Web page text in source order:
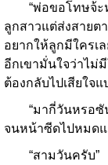
“พ่อขอโทษจ้ะห
ลูกสาวแต่ส่งสายต
อยากให้ลูกมีใครเ
อีกเขามั่นใจว่าไม่
ต้องกลับไปเสียใจ
“มากี่วันหรอซัน
จนหน้าซีดไปหมด
“สามวันครับ”